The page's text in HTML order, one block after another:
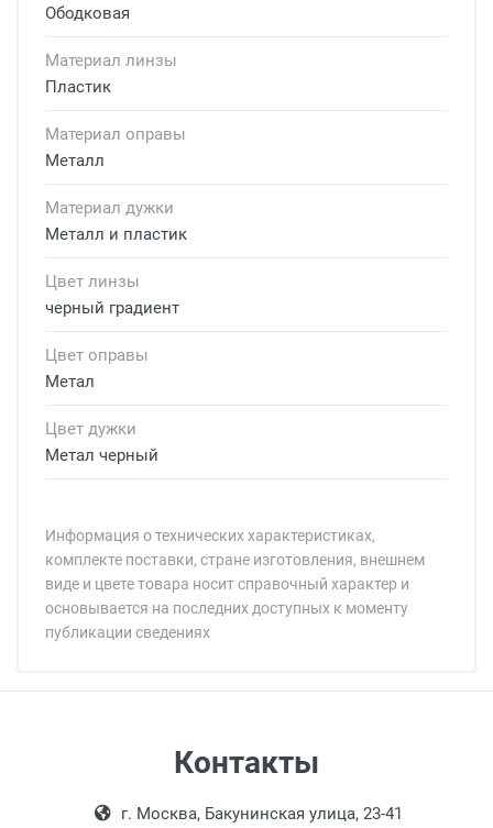
Ободковая
Материал линзы
Пластик
Материал оправы
Металл
Материал дужки
Металл и пластик
Цвет линзы
черный градиент
Цвет оправы
Метал
Цвет дужки
Метал черный
Информация о технических характеристиках,
комплекте поставки, стране изготовления, внешнем
виде и цвете товара носит справочный характер и
основывается на последних доступных к моменту
публикации сведениях
Общая ширина:
18:00, по субботам с 11:00 до 15:00, в
Контакты
г. Москва, Бакунинская улица, 23-41